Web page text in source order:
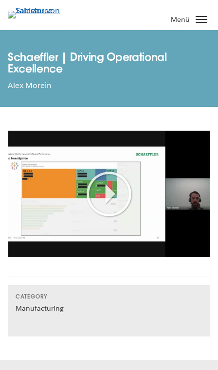
Direkt
zum
Inhalt
Menü
Schaeffler | Driving Operational
Excellence
Alex Morein
Play
Video
CATEGORY
Manufacturing